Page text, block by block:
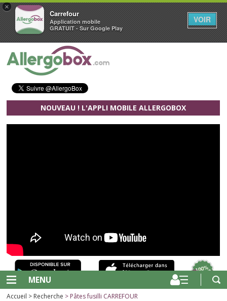
×
Carrefour
Application mobile
GRATUIT - Sur Google Play
VOIR
Aller au contenu principal
NOUVEAU ! L'APPLI MOBILE ALLERGOBOX
MENU
Accueil > Recherche > Pâtes fusilli CARREFOUR